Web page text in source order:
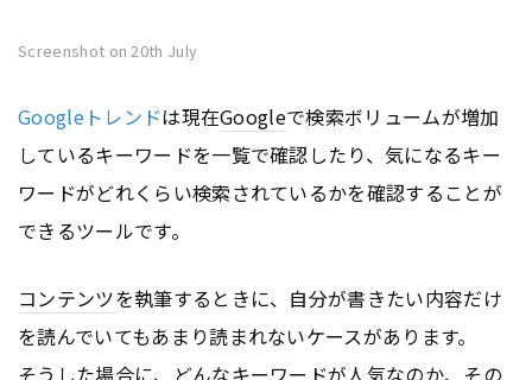
Screenshot on 20th July
Googleトレンドは現在Googleで検索ボリュームが増加
しているキーワードを一覧で確認したり、気になるキー
ワードがどれくらい検索されているかを確認することが
できるツールです。
コンテンツを執筆するときに、自分が書きたい内容だけ
を読んでいてもあまり読まれないケースがあります。